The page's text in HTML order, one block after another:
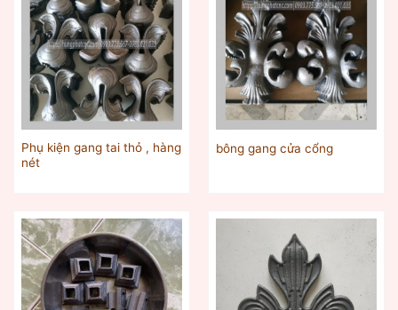
Phụ kiện gang tai thỏ , hàng
nét
bông gang cửa cổng